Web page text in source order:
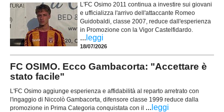
L'FC Osimo 2011 continua a investire sui giovani
e ufficializza l'arrivo dell'attaccante Romeo
Guidobaldi, classe 2007, reduce dall'esperienza
in Promozione con la Vigor Castelfidardo.
... leggi
18/07/2026
FC OSIMO. Ecco Gambacorta: "Accettare è
stato facile"
L'FC Osimo aggiunge esperienza e affidabilità al reparto arretrato con
l'ingaggio di Niccolò Gambacorta, difensore classe 1999 reduce dalla
promozione in Prima Categoria conquistata con il ... leggi